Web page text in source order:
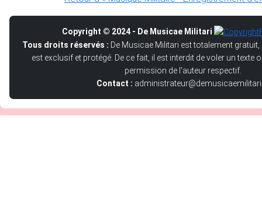
Copyright © 2024 - De Musicae Militari
Tous droits réservés : De Musicae Militari est totalement
est exclusif et protégé. De ce fait, il est interdit de voler un texte
permission de l'auteur respectif.
Contact :